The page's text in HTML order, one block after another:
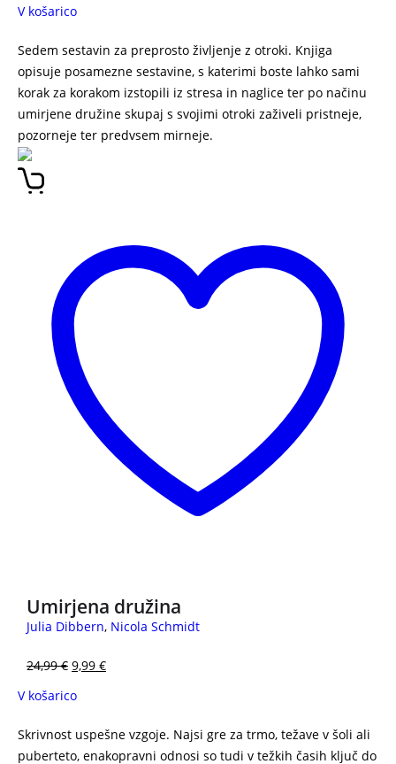
V košarico
Sedem sestavin za preprosto življenje z otroki. Knjiga
opisuje posamezne sestavine, s katerimi boste lahko sami
korak za korakom izstopili iz stresa in naglice ter po načinu
umirjene družine skupaj s svojimi otroki zaživeli pristneje,
pozorneje ter predvsem mirneje.
Umirjena družina
Julia Dibbern, Nicola Schmidt
24,99€ 9,99 €
V košarico
Skrivnost uspešne vzgoje. Najsi gre za trmo, težave v šoli ali
puberteto, enakopravni odnosi so tudi v težkih časih ključ do